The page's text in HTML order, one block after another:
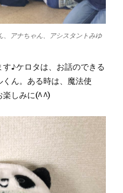
、アナちゃん、アシスタントみゆ
♪ケロタは、お話のできる
ん。ある時は、魔法使
楽しみに(^^)